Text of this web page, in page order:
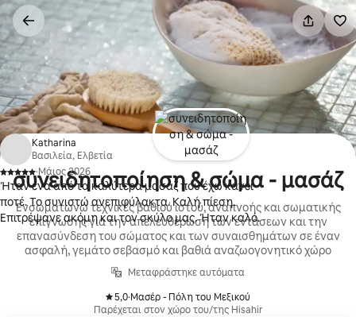
Μετάβαση
στο
περιεχόμενο
συνειδητοποίηση & σώμα - μασάζ
Ενσωματώνω τεχνικές βαθιού ιστού, αναπνοής και σωματικής
επίγνωσης για την απελευθέρωση των εντάσεων και την
επανασύνδεση του σώματος και των συναισθημάτων σε έναν
ασφαλή, γεμάτο σεβασμό και βαθιά αναζωογονητικό χώρο
Μεταφράστηκε αυτόματα
5,0
, ·Μασέρ - Πόλη του Μεξικού
Παρέχεται στον χώρο του/της Hisahir
Katharina
Βασιλεία, Ελβετία
,
·Μάιος 2026
Ήταν ένα από τα καλύτερα μασάζ που έχω κάνει
ποτέ. Το συνιστώ ανεπιφύλακτα. Καλή πίεση.
Επιτρέψανε ακόμη και τον σκύλο μας. Ήταν καλό.